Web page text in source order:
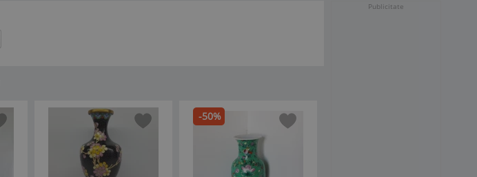
-50%
Publicitate